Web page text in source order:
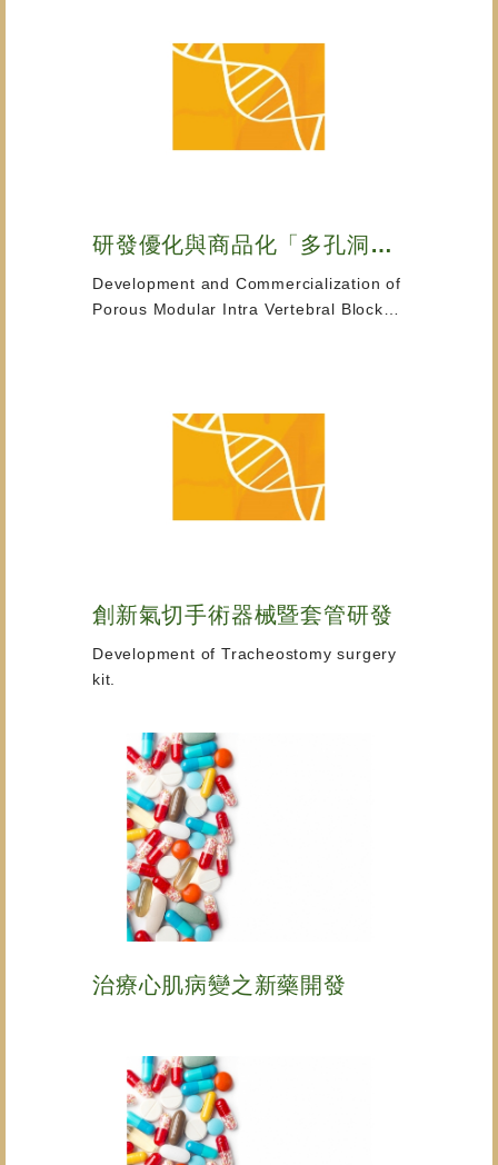
elevate the accuracy of localizing tumor
site, but also prolon
研發優化與商品化「多孔洞模組化椎體內支撐器」
Development and Commercialization of
Porous Modular Intra Vertebral Blocks.
創新氣切手術器械暨套管研發
Development of Tracheostomy surgery
kit.
治療心肌病變之新藥開發